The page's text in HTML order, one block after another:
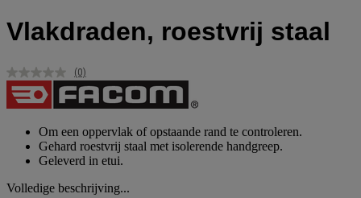
Vlakdraden, roestvrij staal
Geen
scorewaarde.
Dezelfde
(0)
Om een oppervlak of opstaande rand te controleren.
Gehard roestvrij staal met isolerende handgreep.
Geleverd in etui.
Volledige beschrijving...